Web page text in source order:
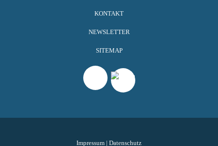
KONTAKT
NEWSLETTER
SITEMAP
Impressum | Datenschutz